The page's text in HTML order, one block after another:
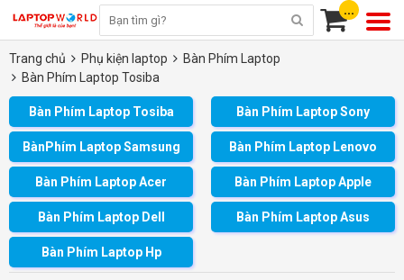
...
Trang chủ Phụ kiện laptop
Bàn Phím Laptop
Bàn Phím Laptop Tosiba
Bàn Phím Laptop Tosiba Bàn Phím Laptop Sony
BànPhím Laptop Samsung Bàn Phím Laptop Lenovo
Bàn Phím Laptop Acer Bàn Phím Laptop Apple
Bàn Phím Laptop Dell Bàn Phím Laptop Asus
Bàn Phím Laptop Hp